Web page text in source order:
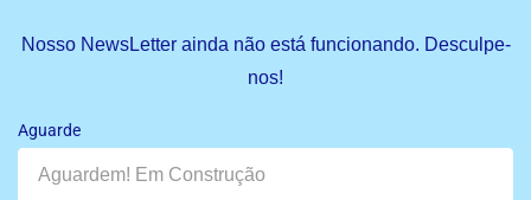
Nosso NewsLetter ainda não está funcionando. Desculpe-
nos!
Aguarde